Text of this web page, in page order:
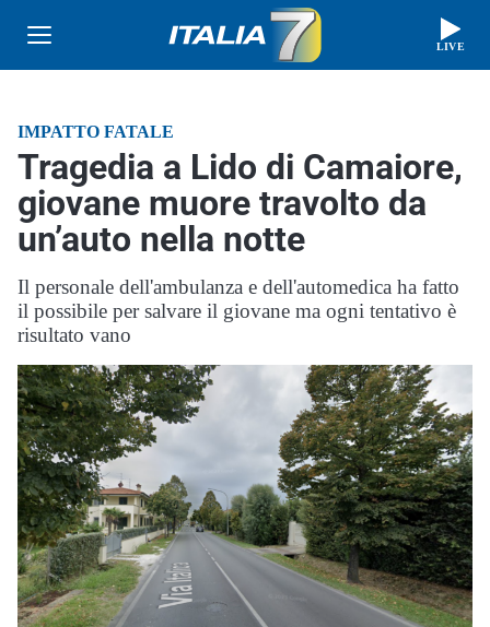
LIVE
IMPATTO FATALE
Tragedia a Lido di Camaiore,
giovane muore travolto da
un’auto nella notte
Il personale dell'ambulanza e dell'automedica ha fatto
il possibile per salvare il giovane ma ogni tentativo è
risultato vano